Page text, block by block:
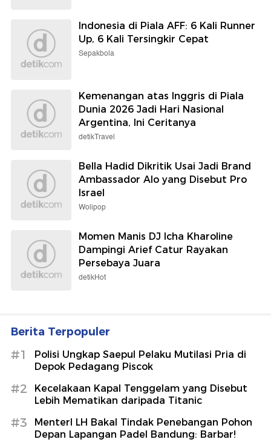
Indonesia di Piala AFF: 6 Kali Runner
Up, 6 Kali Tersingkir Cepat
Sepakbola
Kemenangan atas Inggris di Piala
Dunia 2026 Jadi Hari Nasional
Argentina, Ini Ceritanya
detikTravel
Bella Hadid Dikritik Usai Jadi Brand
Ambassador Alo yang Disebut Pro
Israel
Wolipop
Momen Manis DJ Icha Kharoline
Dampingi Arief Catur Rayakan
Persebaya Juara
detikHot
Berita Terpopuler
#1
Polisi Ungkap Saepul Pelaku Mutilasi Pria di
Depok Pedagang Piscok
#2
Kecelakaan Kapal Tenggelam yang Disebut
Lebih Mematikan daripada Titanic
#3
MenterI LH Bakal Tindak Penebangan Pohon
Depan Lapangan Padel Bandung: Barbar!